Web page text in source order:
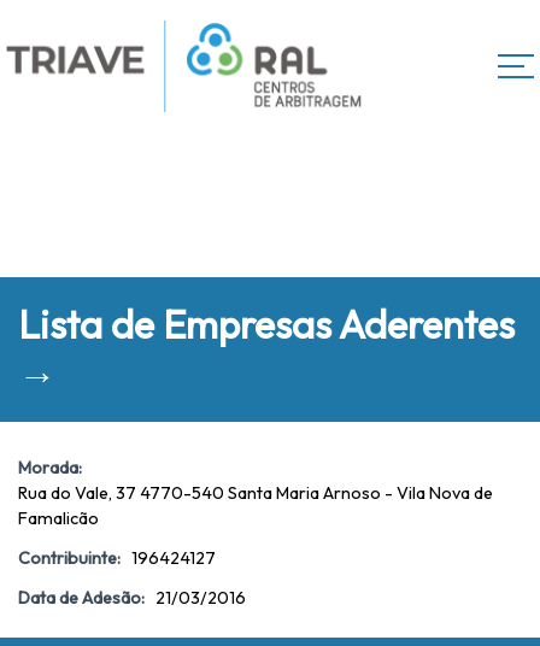
Lista de Empresas Aderentes
→
Morada:
Rua do Vale, 37 4770-540 Santa Maria Arnoso - Vila Nova de
Famalicão
Contribuinte: 196424127
Data de Adesão: 21/03/2016